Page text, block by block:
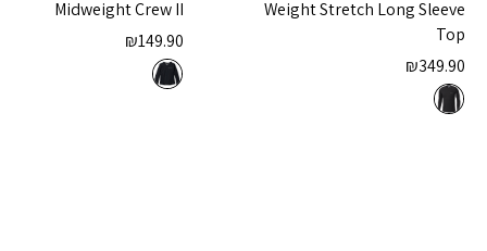
Weight Stretch Long Sleeve
Top
₪349.90
Midweight Crew II
₪149.90